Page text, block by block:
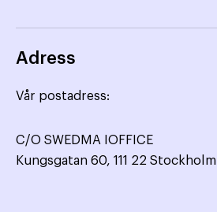
Adress
Vår postadress:
C/O SWEDMA IOFFICE
Kungsgatan 60, 111 22 Stockholm